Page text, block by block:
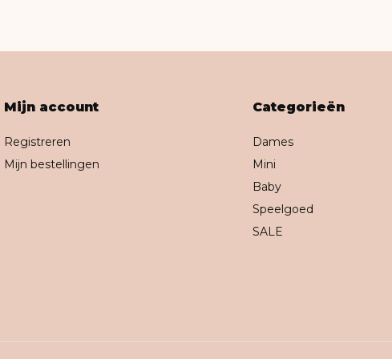
Mijn account
Registreren
Mijn bestellingen
Categorieën
Dames
Mini
Baby
Speelgoed
SALE